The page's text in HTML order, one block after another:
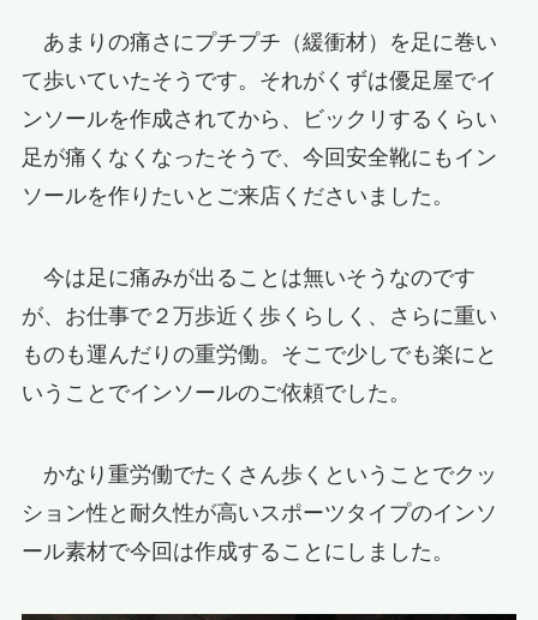
あまりの痛さにプチプチ（緩衝材）を足に巻い
て歩いていたそうです。それがくずは優足屋でイ
ンソールを作成されてから、ビックリするくらい
足が痛くなくなったそうで、今回安全靴にもイン
ソールを作りたいとご来店くださいました。
今は足に痛みが出ることは無いそうなのです
が、お仕事で２万歩近く歩くらしく、さらに重い
ものも運んだりの重労働。そこで少しでも楽にと
いうことでインソールのご依頼でした。
かなり重労働でたくさん歩くということでクッ
ション性と耐久性が高いスポーツタイプのインソ
ール素材で今回は作成することにしました。